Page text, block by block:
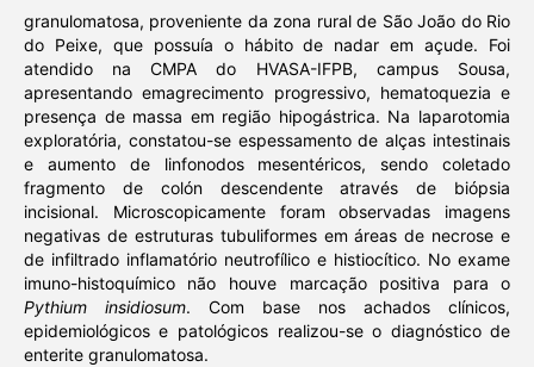
granulomatosa, proveniente da zona rural de São João do Rio
do Peixe, que possuía o hábito de nadar em açude. Foi
atendido na CMPA do HVASA-IFPB, campus Sousa,
apresentando emagrecimento progressivo, hematoquezia e
presença de massa em região hipogástrica. Na laparotomia
exploratória, constatou-se espessamento de alças intestinais
e aumento de linfonodos mesentéricos, sendo coletado
fragmento de colón descendente através de biópsia
incisional. Microscopicamente foram observadas imagens
negativas de estruturas tubuliformes em áreas de necrose e
de infiltrado inflamatório neutrofílico e histiocítico. No exame
imuno-histoquímico não houve marcação positiva para o
Pythium insidiosum. Com base nos achados clínicos,
epidemiológicos e patológicos realizou-se o diagnóstico de
enterite granulomatosa.